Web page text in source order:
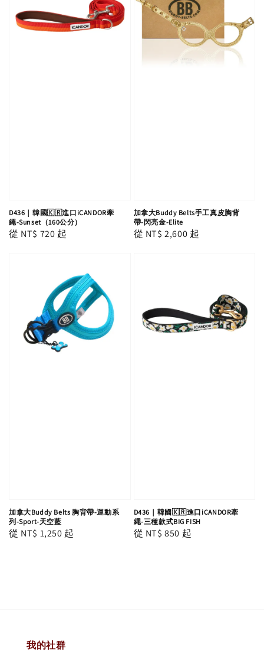
D436｜韓國🇰🇷進口iCANDOR牽
繩-Sunset（160公分）
Regular
從 NT$ 720 起
加拿大Buddy Belts手工真皮胸背
帶-閃亮金-Elite
Regular
從 NT$ 2,600 起
加拿大Buddy Belts 胸背帶-運動系
列-Sport-天空藍
Regular
從 NT$ 1,250 起
D436｜韓國🇰🇷進口iCANDOR牽
繩-三種款式BIG FISH
Regular
從 NT$ 850 起
我的社群